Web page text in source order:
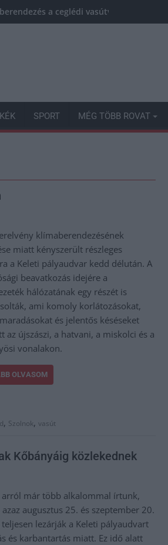
a ceglédi vasútvonalon,
KÉK SPORT MÉG TÖBB ROVAT
klímaberendezésének
miatt kényszerült részleges
a Keleti pályaudvar kedd délután. A
beavatkozás idejére a
hálózatának egy részét is
ami komoly korlátozásokat,
és jelentős késéseket
az újszászi, a hatvani, a miskolci és a
vonalakon.
OLVASOM
, Szolnok, vasút
Kőbányáig közlekednek
arról már több alkalommal írtunk,
augusztus 25. és szeptember 20.
lezárják a Keleti pályaudvart
és karbantartás miatt. Ez idő alatt